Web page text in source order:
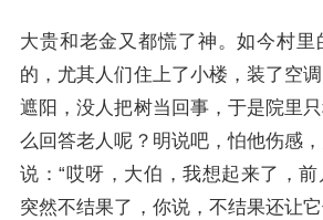
大贵和老金又都慌了神。如今村里
的，尤其人们住上了小楼，装了空
遮阳，没人把树当回事，于是院里
么回答老人呢？明说吧，怕他伤感
说：“哎呀，大伯，我想起来了，
突然不结果了，你说，不结果还让